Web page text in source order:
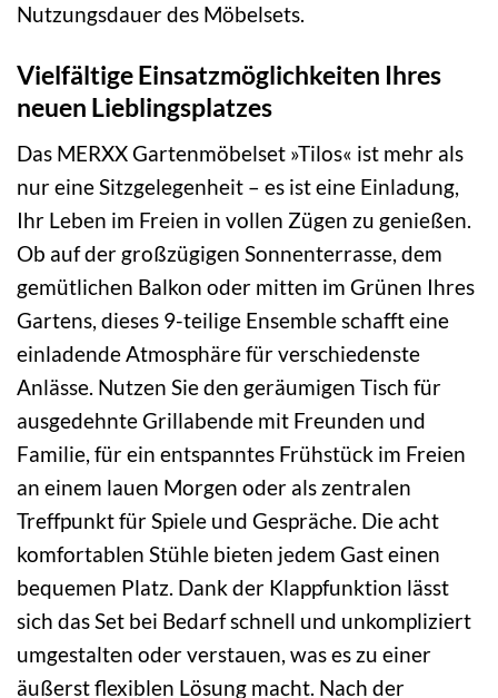
Nutzungsdauer des Möbelsets.
Vielfältige Einsatzmöglichkeiten Ihres
neuen Lieblingsplatzes
Das MERXX Gartenmöbelset »Tilos« ist mehr als
nur eine Sitzgelegenheit – es ist eine Einladung,
Ihr Leben im Freien in vollen Zügen zu genießen.
Ob auf der großzügigen Sonnenterrasse, dem
gemütlichen Balkon oder mitten im Grünen Ihres
Gartens, dieses 9-teilige Ensemble schafft eine
einladende Atmosphäre für verschiedenste
Anlässe. Nutzen Sie den geräumigen Tisch für
ausgedehnte Grillabende mit Freunden und
Familie, für ein entspanntes Frühstück im Freien
an einem lauen Morgen oder als zentralen
Treffpunkt für Spiele und Gespräche. Die acht
komfortablen Stühle bieten jedem Gast einen
bequemen Platz. Dank der Klappfunktion lässt
sich das Set bei Bedarf schnell und unkompliziert
umgestalten oder verstauen, was es zu einer
äußerst flexiblen Lösung macht. Nach der